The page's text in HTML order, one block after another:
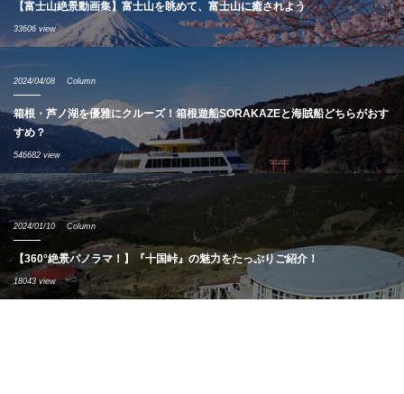
【富士山絶景動画集】富士山を眺めて、富士山に癒されよう
33606 view
2024/04/08 Column
箱根・芦ノ湖を優雅にクルーズ！箱根遊船SORAKAZEと海賊船どちらがおす
すめ？
546682 view
2024/01/10 Column
【360°絶景パノラマ！】『十国峠』の魅力をたっぷりご紹介！
18043 view